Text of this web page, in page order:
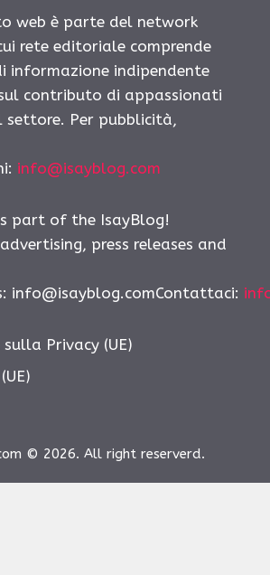
web è parte del network
rete editoriale comprende
informazione indipendente
contributo di appassionati
settore. Per pubblicità,
info@isayblog.com
part of the IsayBlog!
press releases and
info@isayblog.comContattaci:
Privacy (UE)
© 2026. All right reserverd.